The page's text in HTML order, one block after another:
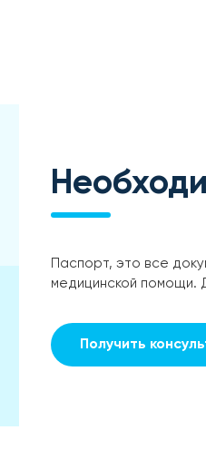
Паспорт, это все
медицинской помощи.
Получить